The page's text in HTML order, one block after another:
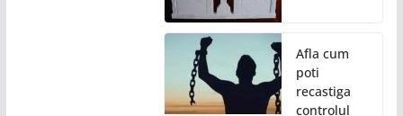
Afla cum
poti
recastiga
controlul